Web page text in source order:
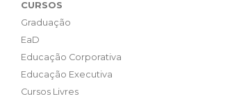
CURSOS
Graduação
EaD
Educação Corporativa
Educação Executiva
Cursos Livres